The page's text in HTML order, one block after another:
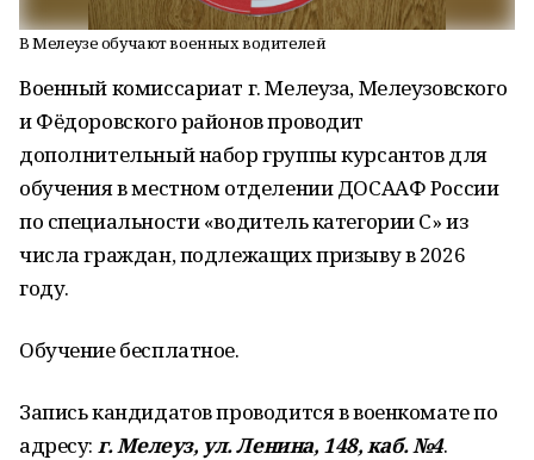
В Мелеузе обучают военных водителей
Военный комиссариат г. Мелеуза, Мелеузовского
и Фёдоровского районов проводит
дополнительный набор группы курсантов для
обучения в местном отделении ДОСААФ России
по специальности «водитель категории С» из
числа граждан, подлежащих призыву в 2026
году.
Обучение бесплатное.
Запись кандидатов проводится в военкомате по
адресу: г. Мелеуз, ул. Ленина, 148, каб. №4.